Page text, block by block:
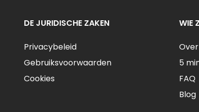
DE JURIDISCHE ZAKEN
Privacybeleid
Gebruiksvoorwaarden
Cookies
WIE
5
FAQ
Blog